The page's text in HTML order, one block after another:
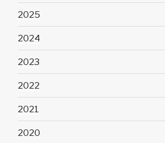
2025
2024
2023
2022
2021
2020